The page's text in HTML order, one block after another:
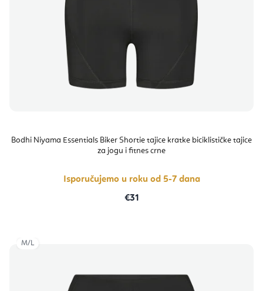
Bodhi Niyama Essentials Biker Shortie tajice kratke biciklističke tajice
za jogu i fitnes crne
Isporučujemo u roku od 5-7 dana
€31
M/L